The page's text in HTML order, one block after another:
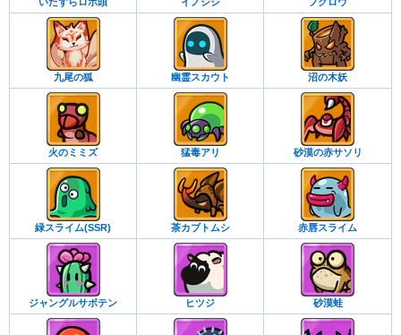
九尾の狐 幽霊スカウト 沼の木妖
火のミミズ 猛毒アリ 砂漠の赤サソリ
緑スライム(SSR) 茶カブトムシ 赤唇スライム
ジャングルサボテン ヒツジ 砂漠蛙